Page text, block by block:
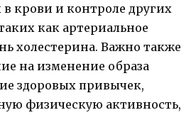
крови и контроле других
как артериальное
холестерина. Важно также
на изменение образа
здоровых привычек,
физическую активность,